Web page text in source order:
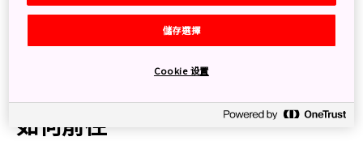
村莊內有幾個季節性的祭典，當中最受歡迎的是美不勝收
的大內宿雪祭 (Ouchi-juku Snow Festival)，祭典在每年
的手製燈籠內，也有很多其他活動可供參與。
如何前往
儲存選擇
Cookie 设置